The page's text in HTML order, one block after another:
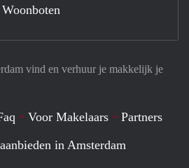
vind en verhuur je makkelijk je
Voor Makelaars
Partners
in Amsterdam
Woonboten